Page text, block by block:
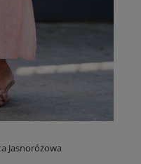
Jasnoróżowa